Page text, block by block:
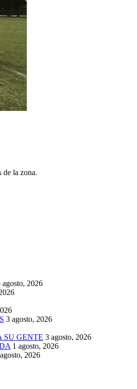
de la zona.
agosto, 2026
3 agosto, 2026
SU GENTE 3 agosto, 2026
1 agosto, 2026
2026